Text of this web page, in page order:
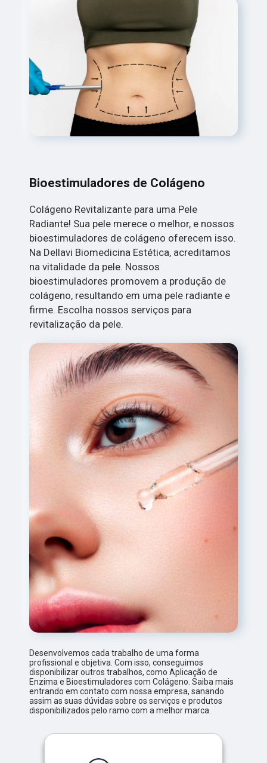
Bioestimuladores de Colágeno
Colágeno Revitalizante para uma Pele
Radiante! Sua pele merece o melhor, e nossos
bioestimuladores de colágeno oferecem isso.
Na Dellavi Biomedicina Estética, acreditamos
na vitalidade da pele. Nossos
bioestimuladores promovem a produção de
colágeno, resultando em uma pele radiante e
firme. Escolha nossos serviços para
revitalização da pele.
Desenvolvemos cada trabalho de uma forma
profissional e objetiva. Com isso, conseguimos
disponibilizar outros trabalhos, como Aplicação de
Enzima e Bioestimuladores com Colágeno. Saiba mais
entrando em contato com nossa empresa, sanando
assim as suas dúvidas sobre os serviços e produtos
disponibilizados pelo ramo com a melhor marca.